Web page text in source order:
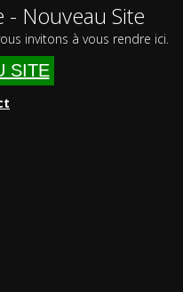
Nouveau Site
invitons à vous rendre ici.
SITE